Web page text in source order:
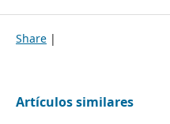
Share |
Artículos similares